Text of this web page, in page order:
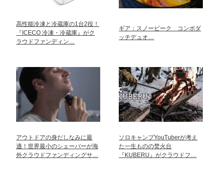
高性能冷凍と冷蔵庫の1台2役！
『ICECO 冷凍・冷蔵庫』がク
ラウドファンディン…
ギア：スノーピーク コンボダ
ッチデュオ…
アウトドアの身だしなみに最
適！世界最小のシェーバーが海
外クラウドファンディングサ…
ソロキャンプYouTuberが考え
た一生ものの焚火台
『KUBERU』がクラウドフ…